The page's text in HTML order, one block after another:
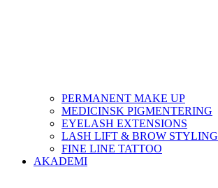
PERMANENT MAKE UP
MEDICINSK PIGMENTERING
EYELASH EXTENSIONS
LASH LIFT & BROW STYLING
FINE LINE TATTOO
AKADEMI